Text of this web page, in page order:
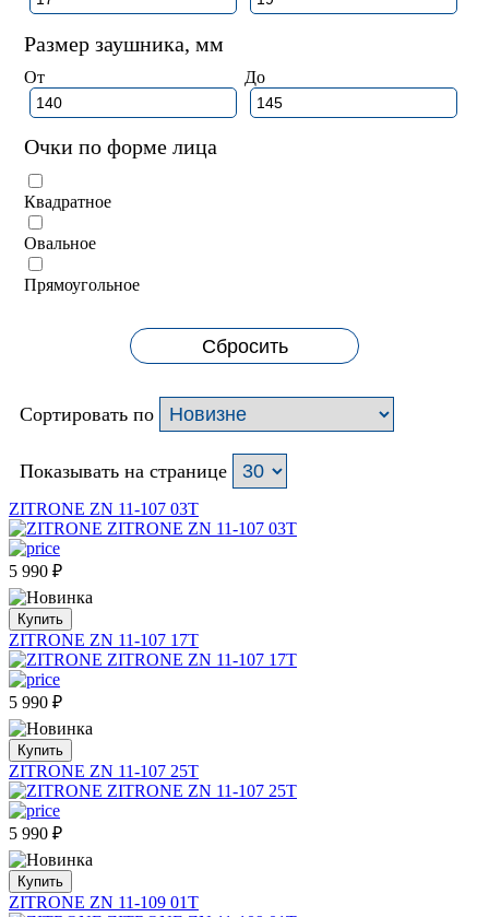
Размер заушника, мм
От До
Очки по форме лица
Квадратное
Овальное
Прямоугольное
Сбросить
Сортировать по
Показывать на странице
ZITRONE ZN 11-107 03T
5 990 ₽
Купить
ZITRONE ZN 11-107 17T
5 990 ₽
Купить
ZITRONE ZN 11-107 25T
5 990 ₽
Купить
ZITRONE ZN 11-109 01T